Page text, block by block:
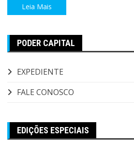
Leia Mais
PODER CAPITAL
EXPEDIENTE
FALE CONOSCO
EDIÇÕES ESPECIAIS